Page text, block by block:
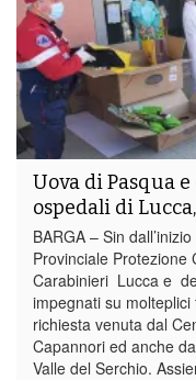
Uova di Pasqua
ospedali di
BARGA – Sin
Provinciale Protezione
Carabinieri Lucca e
impegnati su
richiesta venuta dal
Capannori ed anche
Valle del Serchio.